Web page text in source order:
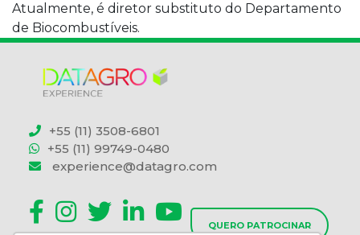
Atualmente, é diretor substituto do Departamento
de Biocombustíveis.
+55 (11) 3508-6801
+55 (11) 99749-0480
experience@datagro.com
QUERO PATROCINAR